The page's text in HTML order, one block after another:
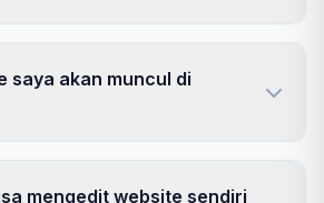
saya akan muncul di
mengedit website sendiri